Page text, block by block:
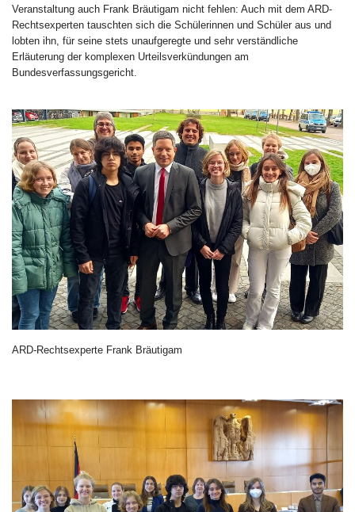
Veranstaltung auch Frank Bräutigam nicht fehlen: Auch mit dem ARD-
Rechtsexperten tauschten sich die Schülerinnen und Schüler aus und
lobten ihn, für seine stets unaufgeregte und sehr verständliche
Erläuterung der komplexen Urteilsverkündungen am
Bundesverfassungsgericht.
ARD-Rechtsexperte Frank Bräutigam